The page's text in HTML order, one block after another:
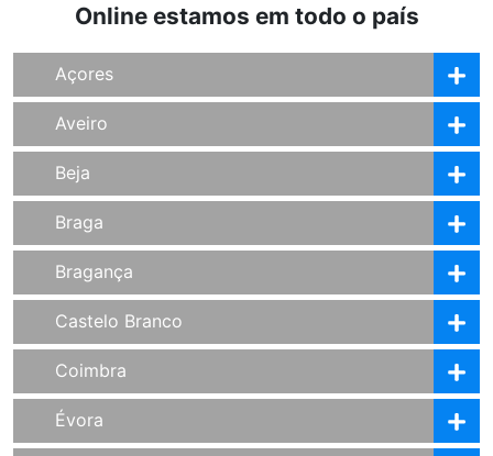
Online estamos em todo o país
Açores
Aveiro
Beja
Braga
Bragança
Castelo Branco
Coimbra
Évora